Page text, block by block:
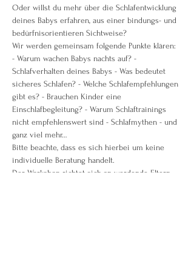
Oder willst du mehr über die Schlafentwicklung
deines Babys erfahren, aus einer bindungs- und
bedürfnisorientieren Sichtweise?
Wir werden gemeinsam folgende Punkte klären:
- Warum wachen Babys nachts auf? -
Schlafverhalten deines Babys - Was bedeutet
sicheres Schlafen? - Welche Schlafempfehlungen
gibt es? - Brauchen Kinder eine
Einschlafbegleitung? - Warum Schlaftrainings
nicht empfehlenswert sind - Schlafmythen - und
ganz viel mehr…
Bitte beachte, dass es sich hierbei um keine
individuelle Beratung handelt.
Der Workshop richtet sich an werdende Eltern